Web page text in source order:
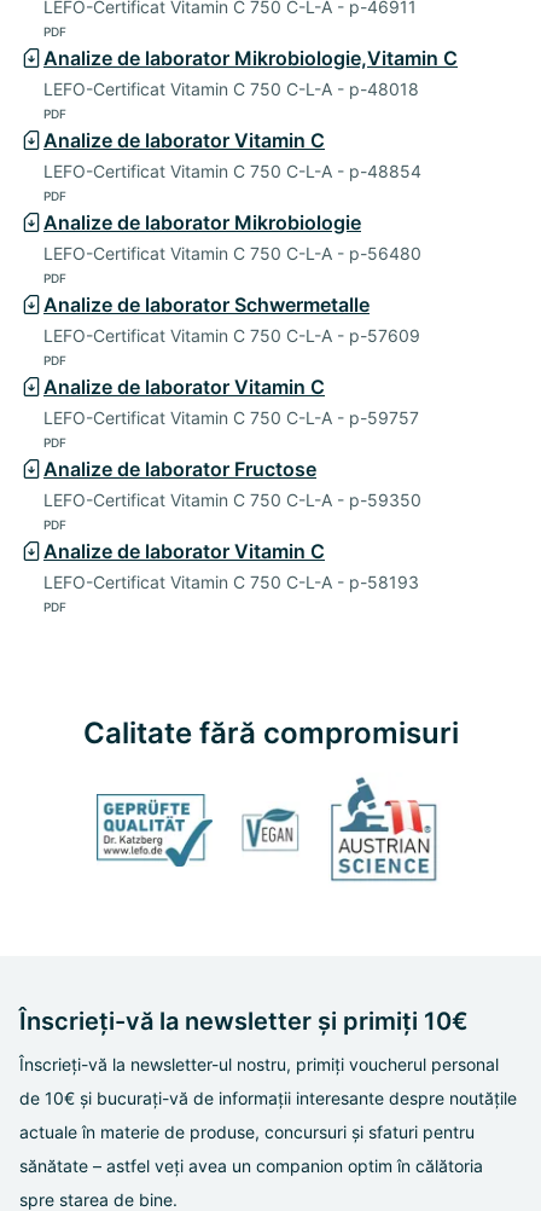
LEFO-Certificat Vitamin C 750 C-L-A - p-46911
PDF
Analize de laborator Mikrobiologie,Vitamin C
LEFO-Certificat Vitamin C 750 C-L-A - p-48018
PDF
Analize de laborator Vitamin C
LEFO-Certificat Vitamin C 750 C-L-A - p-48854
PDF
Analize de laborator Mikrobiologie
LEFO-Certificat Vitamin C 750 C-L-A - p-56480
PDF
Analize de laborator Schwermetalle
LEFO-Certificat Vitamin C 750 C-L-A - p-57609
PDF
Analize de laborator Vitamin C
LEFO-Certificat Vitamin C 750 C-L-A - p-59757
PDF
Analize de laborator Fructose
LEFO-Certificat Vitamin C 750 C-L-A - p-59350
PDF
Analize de laborator Vitamin C
LEFO-Certificat Vitamin C 750 C-L-A - p-58193
PDF
Calitate fără compromisuri
Înscrieți-vă la newsletter și primiți 10€
Înscrieți-vă la newsletter-ul nostru, primiți voucherul personal
de 10€ și bucurați-vă de informații interesante despre noutățile
actuale în materie de produse, concursuri și sfaturi pentru
sănătate – astfel veți avea un companion optim în călătoria
spre starea de bine.